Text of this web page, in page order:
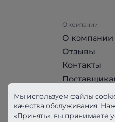
О компании
О компании
Отзывы
Контакты
Стать
Мы используем файлы
качества обслуживания.
«Принять», вы принимаете